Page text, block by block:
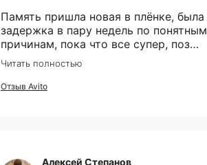
Память пришла новая в плёнке, была
задержка в пару недель по понятным
причинам, пока что все супер, позже
в сборке проверю и отзыв дополню
Читать полностью
Отзыв Avito
Алексей Степанов